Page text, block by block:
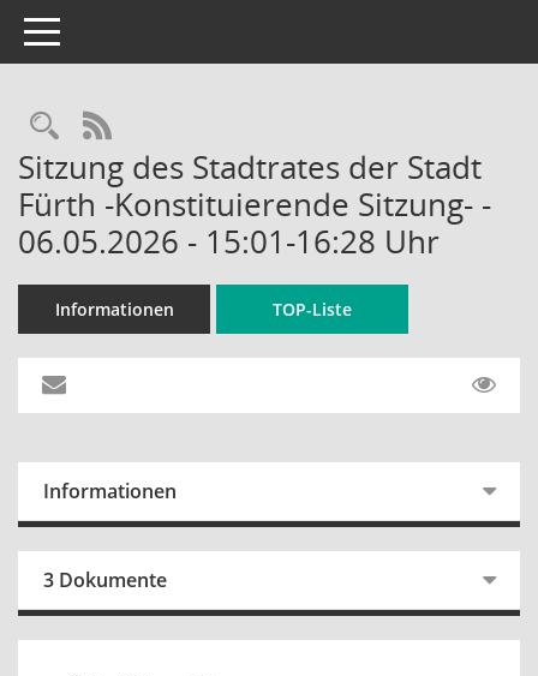
Toggle navigation
Rechercheauswahl
RSS-Feed
Sitzung des Stadtrates der Stadt
Fürth -Konstituierende Sitzung- -
06.05.2026 - 15:01-16:28 Uhr
Informationen TOP-Liste
Informationen
3 Dokumente